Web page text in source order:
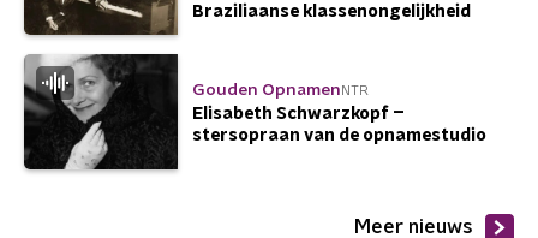
Braziliaanse klassenongelijkheid
Gouden Opnamen NTR
Elisabeth Schwarzkopf –
stersopraan van de opnamestudio
Meer nieuws